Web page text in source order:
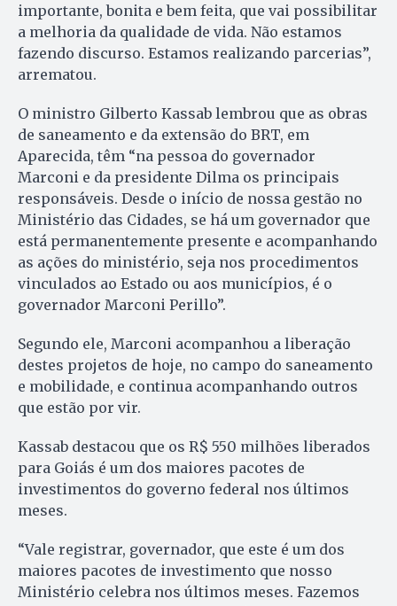
importante, bonita e bem feita, que vai possibilitar
a melhoria da qualidade de vida. Não estamos
fazendo discurso. Estamos realizando parcerias”,
arrematou.
O ministro Gilberto Kassab lembrou que as obras
de saneamento e da extensão do BRT, em
Aparecida, têm “na pessoa do governador
Marconi e da presidente Dilma os principais
responsáveis. Desde o início de nossa gestão no
Ministério das Cidades, se há um governador que
está permanentemente presente e acompanhando
as ações do ministério, seja nos procedimentos
vinculados ao Estado ou aos municípios, é o
governador Marconi Perillo”.
Segundo ele, Marconi acompanhou a liberação
destes projetos de hoje, no campo do saneamento
e mobilidade, e continua acompanhando outros
que estão por vir.
Kassab destacou que os R$ 550 milhões liberados
para Goiás é um dos maiores pacotes de
investimentos do governo federal nos últimos
meses.
“Vale registrar, governador, que este é um dos
maiores pacotes de investimento que nosso
Ministério celebra nos últimos meses. Fazemos